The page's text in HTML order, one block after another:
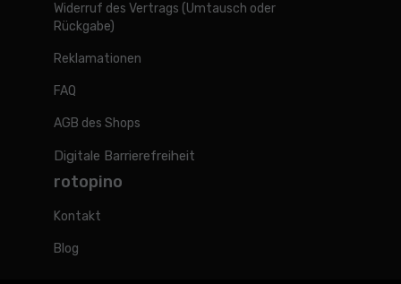
Widerruf des Vertrags (Umtausch oder
Rückgabe)
Reklamationen
FAQ
AGB des Shops
Digitale Barrierefreiheit
rotopino
Kontakt
Blog